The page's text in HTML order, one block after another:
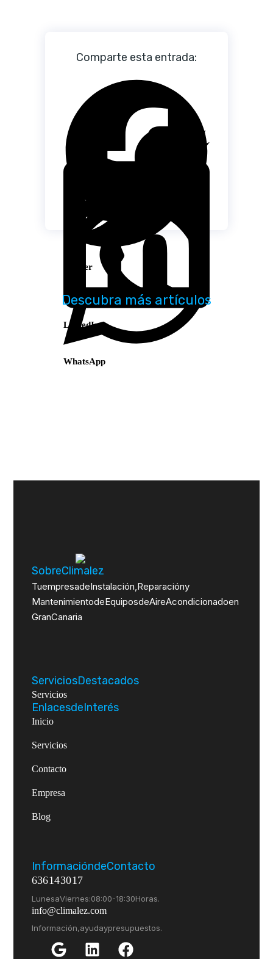
Comparte esta entrada:
Facebook
Twitter
LinkedIn
WhatsApp
Descubra más artículos
Sobre Climalez
Tu empresa de Instalación, Reparación y
Mantenimiento de Equipos de Aire Acondicionado en
Gran Canaria
Servicios Destacados
Servicios
Enlaces de Interés
Inicio
Servicios
Contacto
Empresa
Blog
Información de Contacto
636 14 30 17
Lunes a Viernes: 08:00 - 18:30 Horas.
info@climalez.com
Información, ayuda y presupuestos.